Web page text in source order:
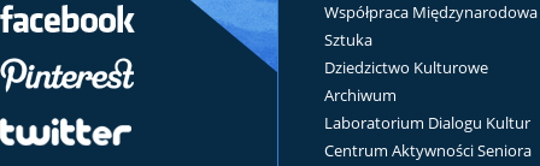
Współpraca Międzynarodowa
Sztuka
Dziedzictwo Kulturowe
Archiwum
Laboratorium Dialogu Kultur
Centrum Aktywności Seniora